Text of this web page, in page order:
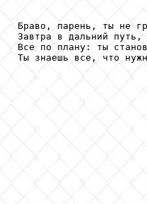
Браво, парень, ты не
Завтра в дальний
Все по плану: ты
Ты знаешь все, что